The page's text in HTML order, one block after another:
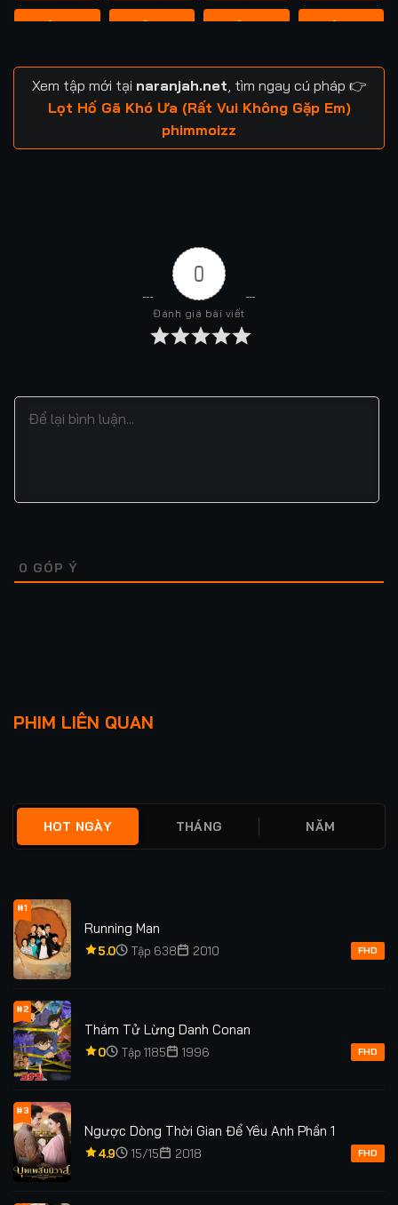
Tập 13 Tập 14 Tập 15 Tập 16
Xem tập mới tại naranjah.net , tìm ngay cú pháp 👉
Lọt Hố Gã Khó Ưa (Rất Vui Không Gặp Em)
phimmoizz
0
Đánh giá bài viết
0 GÓP Ý
PHIM LIÊN QUAN
GẶP LẠI TIÊU DAO
HOT NGÀY THÁNG NĂM
#1
Running Man
5.0 Tập 638 2010 FHD
#2
Thám Tử Lừng Danh Conan
0 Tập 1185 1996 FHD
#3
Ngược Dòng Thời Gian Để Yêu Anh Phần 1
4.9 15/15 2018 FHD